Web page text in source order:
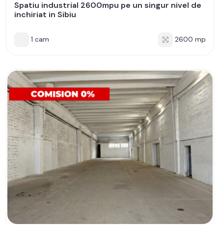
Spatiu industrial 2600mpu pe un singur nivel de
inchiriat in Sibiu
1 cam 2600 mp